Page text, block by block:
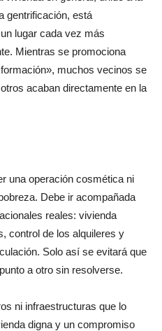
gentrificación, está
lugar cada vez más
Mientras se promociona
muchos vecinos se
acaban directamente en la
una operación cosmética ni
Debe ir acompañada
reales: vivienda
control de los alquileres y
Solo así se evitará que
a otro sin resolverse.
ni infraestructuras que lo
digna y un compromiso